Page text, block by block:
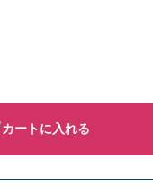
カートに入れる